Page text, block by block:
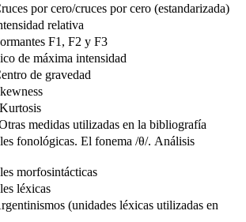
por cero/cruces por cero (estandarizada)
relativa
F1, F2 y F3
de máxima intensidad
de gravedad
medidas utilizadas en la bibliografía
fonológicas. El fonema /θ/. Análisis
morfosintácticas
léxicas
(unidades léxicas utilizadas en